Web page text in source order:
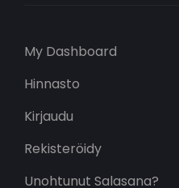
My Dashboard
Hinnasto
Kirjaudu
Rekisteröidy
Unohtunut Salasana?